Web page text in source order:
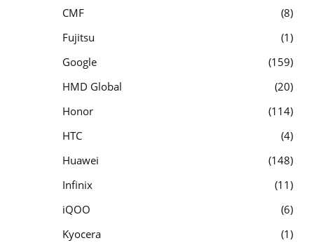
CMF
8
Fujitsu
1
Google
159
HMD Global
20
Honor
114
HTC
4
Huawei
148
Infinix
11
iQOO
6
Kyocera
1